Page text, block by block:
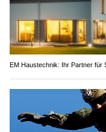
EM Haustechnik: Ihr Partner für